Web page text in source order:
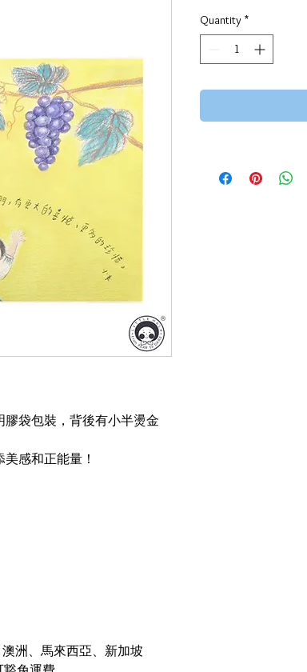
袋包裝，背後有小半燙金
感和正能量！
洲、馬來西亞、新加坡
Quantity *